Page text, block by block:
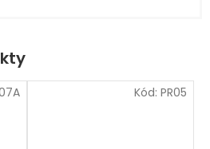
Kód: PR05